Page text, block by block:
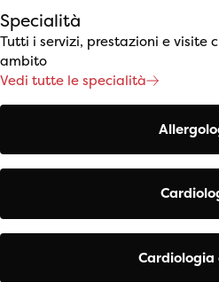
Specialità
Tutti i servizi, prestazioni e visite
ambito
Vedi tutte le specialità
Cardiologia